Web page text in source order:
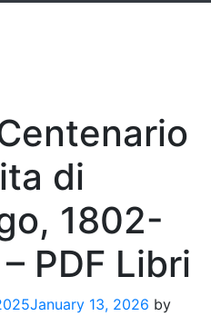
di
1802-
PDF Libri
January 13, 2026 by